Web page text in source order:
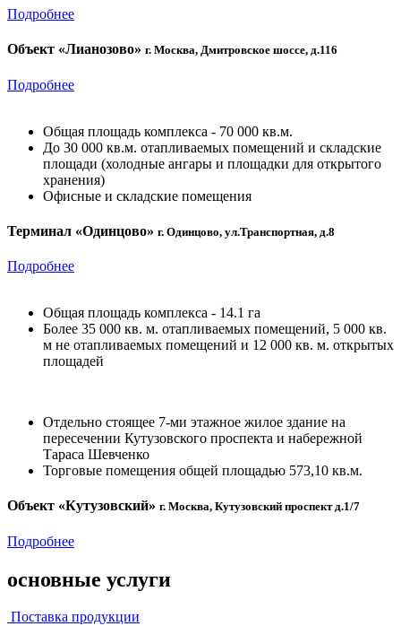
Подробнее
Объект «Лианозово» г. Москва, Дмитровское шоссе, д.116
Подробнее
Общая площадь комплекса - 70 000 кв.м.
До 30 000 кв.м. отапливаемых помещений и складские
площади (холодные ангары и площадки для открытого
хранения)
Офисные и складские помещения
Терминал «Одинцово» г. Одинцово, ул.Транспортная, д.8
Подробнее
Общая площадь комплекса - 14.1 га
Более 35 000 кв. м. отапливаемых помещений, 5 000 кв.
м не отапливаемых помещений и 12 000 кв. м. открытых
площадей
Отдельно стоящее 7-ми этажное жилое здание на
пересечении Кутузовского проспекта и набережной
Тараса Шевченко
Торговые помещения общей площадью 573,10 кв.м.
Объект «Кутузовский» г. Москва, Кутузовский проспект д.1/7
Подробнее
основные услуги
Поставка продукции